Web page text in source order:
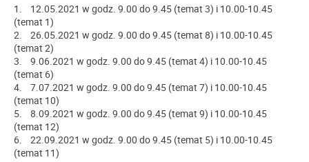
1. 12.05.2021 w godz. 9.00 do 9.45 (temat 3) i 10.00-10.45
(temat 1)
2. 26.05.2021 w godz. 9.00 do 9.45 (temat 8) i 10.00-10.45
(temat 2)
3. 9.06.2021 w godz. 9.00 do 9.45 (temat 4) i 10.00-10.45
(temat 6)
4. 7.07.2021 w godz. 9.00 do 9.45 (temat 7) i 10.00-10.45
(temat 10)
5. 8.09.2021 w godz. 9.00 do 9.45 (temat 9) i 10.00-10.45
(temat 12)
6. 22.09.2021 w godz. 9.00 do 9.45 (temat 5) i 10.00-10.45
(temat 11)